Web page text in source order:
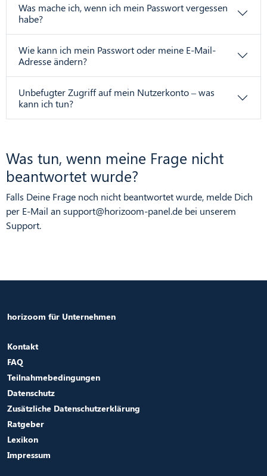
Was mache ich, wenn ich mein Passwort vergessen
habe?
Wie kann ich mein Passwort oder meine E-Mail-
Adresse ändern?
Unbefugter Zugriff auf mein Nutzerkonto – was
kann ich tun?
Was tun, wenn meine Frage nicht
beantwortet wurde?
Falls Deine Frage noch nicht beantwortet wurde, melde Dich
per E-Mail an support@horizoom-panel.de bei unserem
Support.
horizoom für Unternehmen
Kontakt
FAQ
Teilnahmebedingungen
Datenschutz
Zusätzliche Datenschutzerklärung
Ratgeber
Lexikon
Impressum